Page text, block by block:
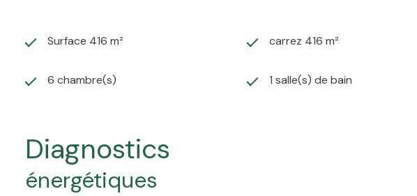
Surface 416 m² carrez 416 m²
6 chambre(s) 1 salle(s) de bain
diagnostics
énergétiques